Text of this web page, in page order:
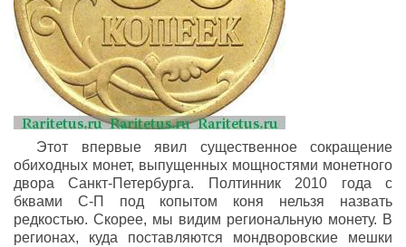
Этот впервые явил существенное сокращение
обиходных монет, выпущенных мощностями монетного
двора Санкт-Петербурга. Полтинник 2010 года с
бквами С-П под копытом коня нельзя назвать
редкостью. Скорее, мы видим региональную монету. В
регионах, куда поставляются мондворовские мешки